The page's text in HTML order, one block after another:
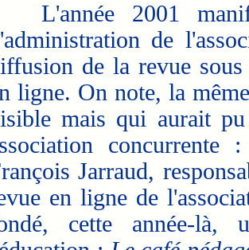
L'année 2001
de
de la revue
ligne. On note, la
mais qui aurait
Jarraud,
en ligne de
cette année-là,